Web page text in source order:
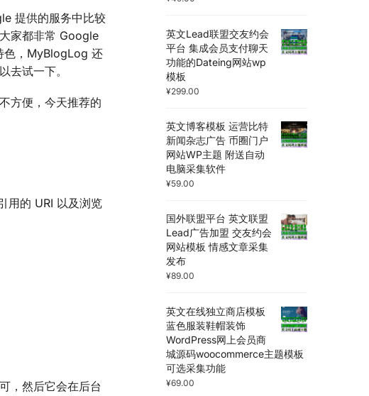
提供的服务中比较
家都非常 Google
色，MyBlogLog 还
去试一下。
方便，今天推荐的
用的 URI 以及浏览
，然后它会在后台
英文Lead联盟交友约会
平台 集成会员支付聊天
功能的Dateing网站wp
模板
¥299.00
英文博客模板 运营比特
新闻杂志广告 币圈门户
网站WP主题 附送自动
电脑采集软件
¥59.00
国外联盟平台 英文联盟
Lead广告加盟 交友约会
网站模板 情感文章采集
发布
¥89.00
英文在线独立商店模板
蓝色服装鞋帽装饰
WordPress网上会员商
城源码woocommerce主题模板
可选采集功能
¥69.00